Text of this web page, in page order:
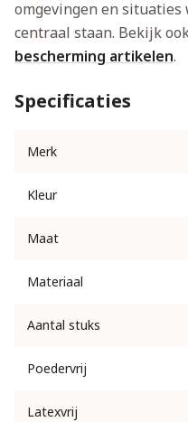
omgevingen en
centraal staan. Bekijk
bescherming artikelen.
Specificaties
Merk
Kleur
Maat
Materiaal
Aantal stuks
Poedervrij
Latexvrij